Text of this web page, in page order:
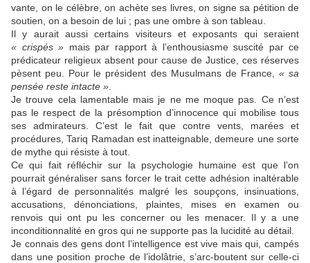
vante, on le célèbre, on achète ses livres, on signe sa pétition de
soutien, on a besoin de lui ; pas une ombre à son tableau.
Il y aurait aussi certains visiteurs et exposants qui seraient
« crispés » mais par rapport à l’enthousiasme suscité par ce
prédicateur religieux absent pour cause de Justice, ces réserves
pèsent peu. Pour le président des Musulmans de France, « sa
pensée reste intacte »
Je trouve cela lamentable mais je ne me moque pas. Ce n’est
pas le respect de la présomption d’innocence qui mobilise tous
ses admirateurs. C’est le fait que contre vents, marées et
procédures, Tariq Ramadan est inatteignable, demeure une sorte
de mythe qui résiste à tout.
Ce qui fait réfléchir sur la psychologie humaine est que l’on
pourrait généraliser sans forcer le trait cette adhésion inaltérable
à l’égard de personnalités malgré les soupçons, insinuations,
accusations, dénonciations, plaintes, mises en examen ou
renvois qui ont pu les concerner ou les menacer. Il y a une
inconditionnalité en gros qui ne supporte pas la lucidité au détail.
Je connais des gens dont l’intelligence est vive mais qui, campés
dans une position proche de l’idolâtrie, s’arc-boutent sur celle-ci